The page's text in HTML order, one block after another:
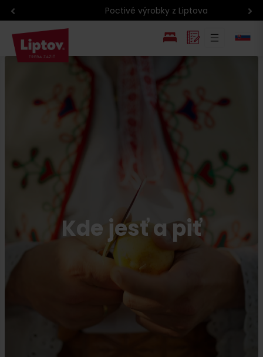
Poctivé výrobky z Liptova
Kde jesť a piť